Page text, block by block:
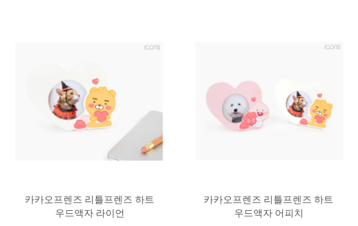
카카오프렌즈 리틀프렌즈 하트
우드액자 라이언
카카오프렌즈 리틀프렌즈 하트
우드액자 어피치